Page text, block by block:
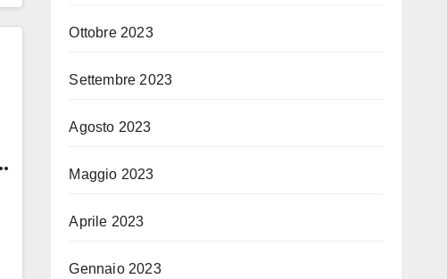
Ottobre 2023
Settembre 2023
Agosto 2023
Maggio 2023
Aprile 2023
Gennaio 2023